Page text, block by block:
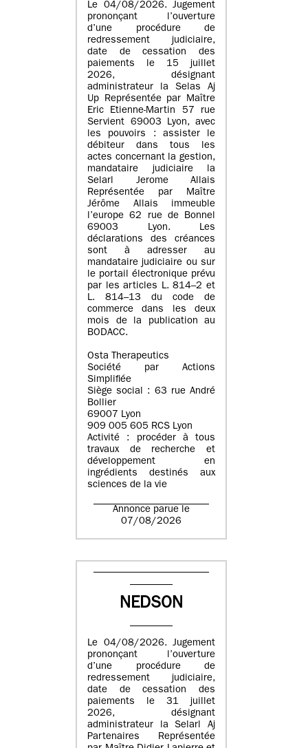
Le 04/08/2026. Jugement
prononçant l’ouverture
d’une procédure de
redressement judiciaire,
date de cessation des
paiements le 15 juillet
2026, désignant
administrateur la Selas Aj
Up Représentée par Maître
Eric Etienne-Martin 57 rue
Servient 69003 Lyon, avec
les pouvoirs : assister le
débiteur dans tous les
actes concernant la gestion,
mandataire judiciaire la
Selarl Jerome Allais
Représentée par Maître
Jérôme Allais immeuble
l’europe 62 rue de Bonnel
69003 Lyon. Les
déclarations des créances
sont à adresser au
mandataire judiciaire ou sur
le portail électronique prévu
par les articles L. 814–2 et
L. 814–13 du code de
commerce dans les deux
mois de la publication au
BODACC.
Osta Therapeutics
Société par Actions
Simplifiée
Siège social : 63 rue André
Bollier
69007 Lyon
909 005 605 RCS Lyon
Activité : procéder à tous
travaux de recherche et
développement en
ingrédients destinés aux
sciences de la vie
Annonce parue le
07/08/2026
NEDSON
Le 04/08/2026. Jugement
prononçant l’ouverture
d’une procédure de
redressement judiciaire,
date de cessation des
paiements le 31 juillet
2026, désignant
administrateur la Selarl Aj
Partenaires Représentée